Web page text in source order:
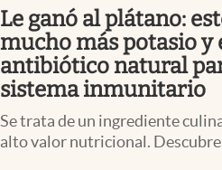
Pc y celular
Vida y estilo
Clima
Le ganó al plátano:
mucho más potasio y
antibiótico natural
sistema inmunitario
Se trata de un ingrediente
alto valor nutricional. Descubre